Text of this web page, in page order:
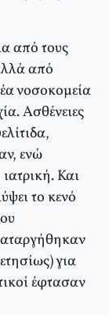
από τους
από
νοσοκομεία
Ασθένειες
ενώ
Και
το κενό
για
έφτασαν